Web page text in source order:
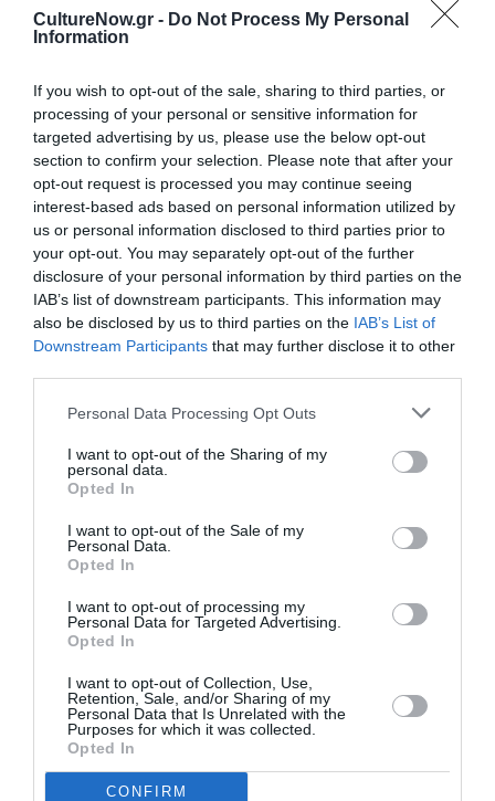
CultureNow.gr - Do Not Process My Personal
Information
If you wish to opt-out of the sale, sharing to third parties, or
processing of your personal or sensitive information for
targeted advertising by us, please use the below opt-out
section to confirm your selection. Please note that after your
opt-out request is processed you may continue seeing
interest-based ads based on personal information utilized by
us or personal information disclosed to third parties prior to
your opt-out. You may separately opt-out of the further
disclosure of your personal information by third parties on the
IAB’s list of downstream participants. This information may
also be disclosed by us to third parties on the IAB’s List of
Downstream Participants that may further disclose it to other
Personal Data Processing Opt Outs
I want to opt-out of the Sharing of my
personal data.
Opted In
I want to opt-out of the Sale of my
Personal Data.
Opted In
I want to opt-out of processing my
Personal Data for Targeted Advertising.
Opted In
I want to opt-out of Collection, Use,
Retention, Sale, and/or Sharing of my
Personal Data that Is Unrelated with the
Purposes for which it was collected.
Opted In
CONFIRM
14ο Διεθνές
Μουσικό
Φεστιβάλ
Αίγινας
13ο Διεθνές
Φεστιβάλ
Αίγινας
ΜΟΥΣΙΚΗ / ΜΟΥΣΙΚΑ ΝΕΑ
12ο Διεθνές
Φεστιβάλ
Αίγινας: Οι
συναυλίες
ΦΕΣΤΙΒΑΛ / ΝΕΑ
12ο Διεθνές
Φεστιβάλ
Τελευταία